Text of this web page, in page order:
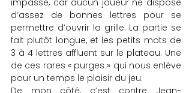
impasse, car aucun joueur ne dispose
d’assez de bonnes lettres pour se
permettre d’ouvrir la grille. La partie se
fait plutôt longue, et les petits mots de
3 à 4 lettres affluent sur le plateau. Une
de ces rares « purges » qui nous enlève
pour un temps le plaisir du jeu.